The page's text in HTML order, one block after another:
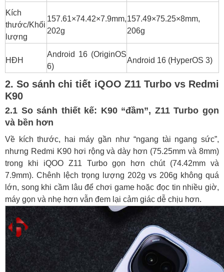
Kích
thước/Khối
lượng
157.61×74.42×7.9mm,
202g
157.49×75.25×8mm,
206g
HĐH
Android 16 (OriginOS
6)
Android 16 (HyperOS 3)
2. So sánh chi tiết iQOO Z11 Turbo vs Redmi
K90
2.1 So sánh thiết kế: K90 “đầm”, Z11 Turbo gọn
và bền hơn
Về kích thước, hai máy gần như “ngang tài ngang sức”,
nhưng Redmi K90 hơi rộng và dày hơn (75.25mm và 8mm)
trong khi iQOO Z11 Turbo gọn hơn chút (74.42mm và
7.9mm). Chênh lệch trọng lượng 202g vs 206g không quá
lớn, song khi cầm lâu để chơi game hoặc đọc tin nhiều giờ,
máy gọn và nhẹ hơn vẫn đem lại cảm giác dễ chịu hơn.